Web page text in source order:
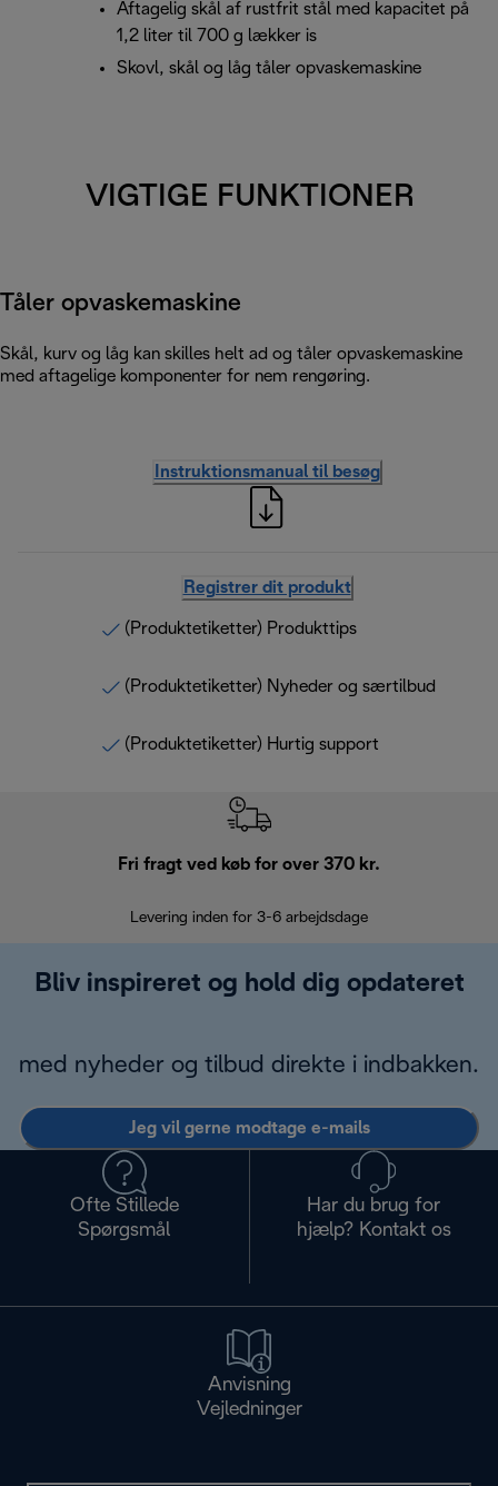
Aftagelig skål af rustfrit stål med kapacitet på
1,2 liter til 700 g lækker is
Skovl, skål og låg tåler opvaskemaskine
VIGTIGE FUNKTIONER
Tåler opvaskemaskine
Skål, kurv og låg kan skilles helt ad og tåler opvaskemaskine
med aftagelige komponenter for nem rengøring.
Instruktionsmanual til besøg
Registrer dit produkt
(Produktetiketter) Produkttips
(Produktetiketter) Nyheder og særtilbud
(Produktetiketter) Hurtig support
Fri fragt ved køb for over 370 kr.
Levering inden for 3-6 arbejdsdage
Bliv inspireret og hold dig opdateret
med nyheder og tilbud direkte i indbakken.
Jeg vil gerne modtage e-mails
Ofte Stillede
Spørgsmål
Har du brug for
hjælp? Kontakt os
Anvisning
Vejledninger